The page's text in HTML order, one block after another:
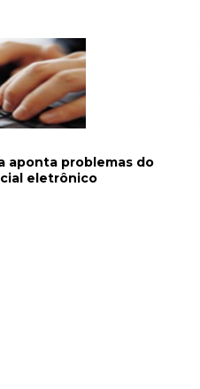
aponta problemas do
eletrônico